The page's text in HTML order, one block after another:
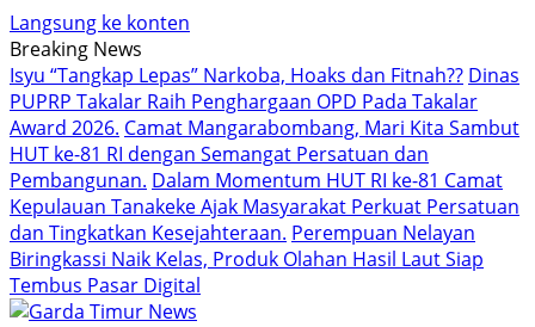
Langsung ke konten
Breaking News
Isyu “Tangkap Lepas” Narkoba, Hoaks dan Fitnah?? Dinas
PUPRP Takalar Raih Penghargaan OPD Pada Takalar
Award 2026. Camat Mangarabombang, Mari Kita Sambut
HUT ke-81 RI dengan Semangat Persatuan dan
Pembangunan.‍ Dalam Momentum HUT RI ke-81 Camat
Kepulauan Tanakeke Ajak Masyarakat Perkuat Persatuan
dan Tingkatkan Kesejahteraan. Perempuan Nelayan
Biringkassi Naik Kelas, Produk Olahan Hasil Laut Siap
Tembus Pasar Digital